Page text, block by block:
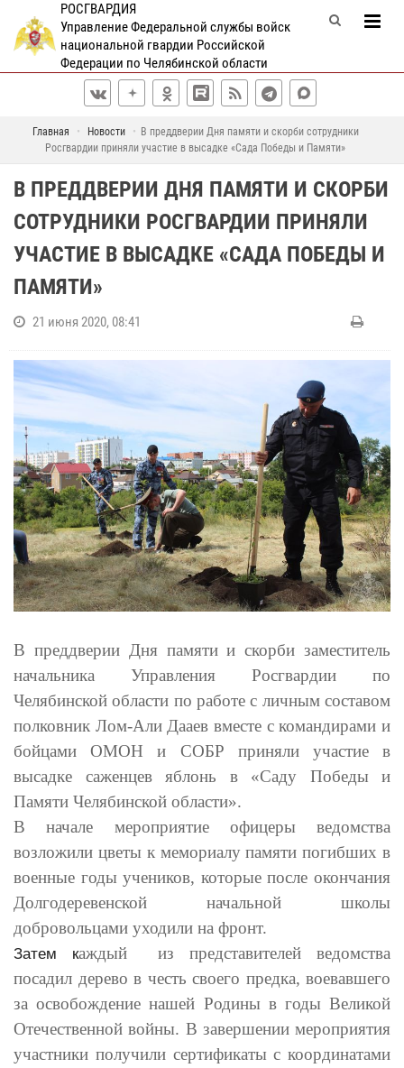
РОСГВАРДИЯ
Управление Федеральной службы войск
национальной гвардии Российской
Федерации по Челябинской области
Главная Новости
В преддверии Дня памяти и скорби сотрудники
Росгвардии приняли участие в высадке «Сада Победы и Памяти»
В ПРЕДДВЕРИИ ДНЯ ПАМЯТИ И СКОРБИ
СОТРУДНИКИ РОСГВАРДИИ ПРИНЯЛИ
УЧАСТИЕ В ВЫСАДКЕ «САДА ПОБЕДЫ И
ПАМЯТИ»
21 июня 2020, 08:41
В преддверии Дня памяти и скорби заместитель
начальника Управления Росгвардии по
Челябинской области по работе с личным составом
полковник Лом-Али Дааев вместе с командирами и
бойцами ОМОН и СОБР приняли участие в
высадке саженцев яблонь в «Саду Победы и
Памяти Челябинской области».
В начале мероприятие офицеры ведомства
возложили цветы к мемориалу памяти погибших в
военные годы учеников, которые после окончания
Долгодеревенской начальной школы
добровольцами уходили на фронт.
Затем каждый из представителей ведомства
посадил дерево в честь своего предка, воевавшего
за освобождение нашей Родины в годы Великой
Отечественной войны. В завершении мероприятия
участники получили сертификаты с координатами